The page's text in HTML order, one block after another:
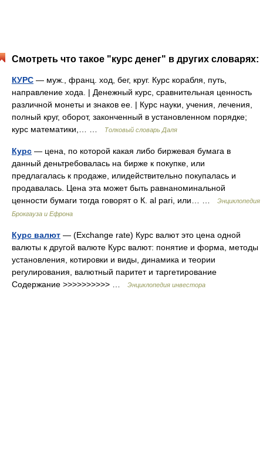
Смотреть что такое "курс денег" в других словарях:
КУРС — муж., франц. ход, бег, круг. Курс корабля, путь,
направление хода. | Денежный курс, сравнительная ценность
различной монеты и знаков ее. | Курс науки, учения, лечения,
полный круг, оборот, законченный в установленном порядке;
курс математики,… …
Толковый словарь Даля
Курс — цена, по которой какая либо биржевая бумага в
данный деньтребовалась на бирже к покупке, или
предлагалась к продаже, илидействительно покупалась и
продавалась. Цена эта может быть равнаноминальной
ценности бумаги тогда говорят о К. al pari, или… …
Энциклопедия
Брокгауза и Ефрона
Курс валют — (Exchange rate) Курс валют это цена одной
валюты к другой валюте Курс валют: понятие и форма, методы
установления, котировки и виды, динамика и теории
регулирования, валютный паритет и таргетирование
Содержание >>>>>>>>>> …
Энциклопедия инвестора